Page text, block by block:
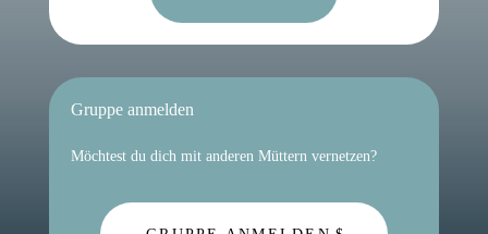
Gruppe anmelden
Möchtest du dich mit anderen Müttern vernetzen?